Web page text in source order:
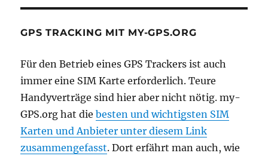
GPS TRACKING MIT MY-GPS.ORG
Für den Betrieb eines GPS Trackers ist auch
immer eine SIM Karte erforderlich. Teure
Handyverträge sind hier aber nicht nötig. my-
GPS.org hat diebesten und wichtigsten SIM
Karten und Anbieter unter diesem Link
zusammengefasst. Dort erfährt man auch, wie